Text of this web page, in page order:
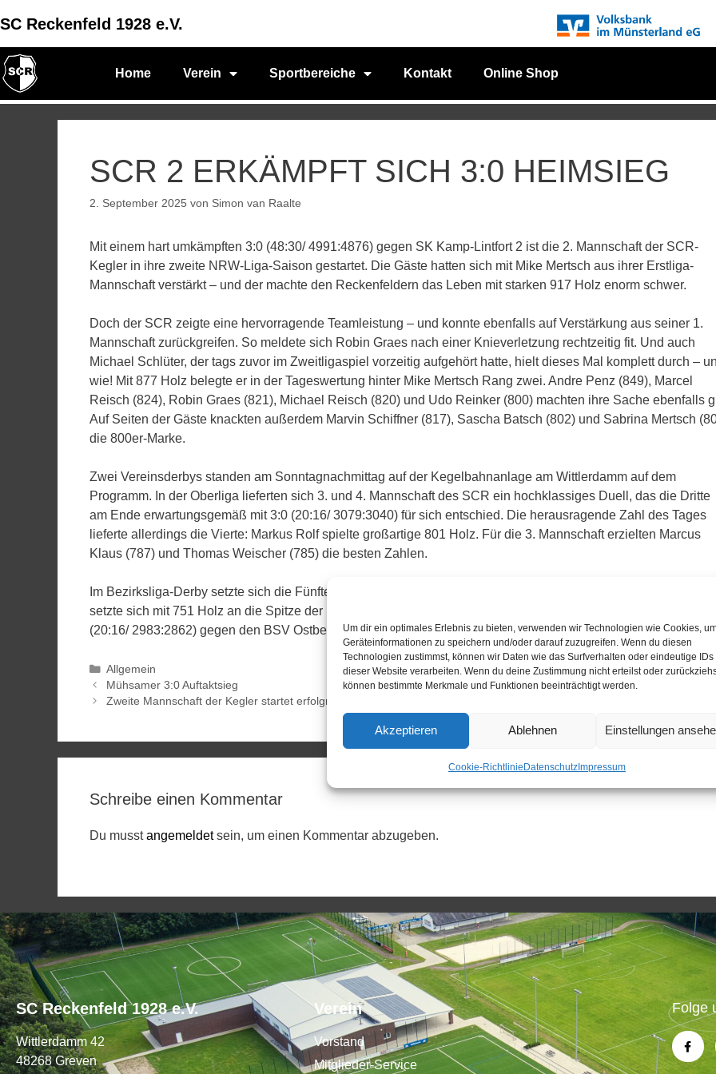
Um dir ein optimales Erlebnis zu bieten, verwenden wir Technologien wie Cookies,
Geräteinformationen zu speichern und/oder darauf zuzugreifen. Wenn du diesen
Technologien zustimmst, können wir Daten wie das Surfverhalten oder eindeutige IDs
dieser Website verarbeiten. Wenn du deine Zustimmung nicht erteilst oder
können bestimmte Merkmale und Funktionen beeinträchtigt werden.
Akzeptieren Ablehnen Einstellungen
Cookie-RichtlinieDatenschutzImpressum
SC Reckenfeld 1928 e.V.
Home Verein Sportbereiche Kontakt Online Shop
SCR 2 ERKÄMPFT SICH 3:0 HEIMSIEG
2. September 2025 von Simon van Raalte
Mit einem hart umkämpften 3:0 (48:30/ 4991:4876) gegen SK Kamp-Lintfort 2 ist die 2. Mannschaft der SCR-
Kegler in ihre zweite NRW-Liga-Saison gestartet. Die Gäste hatten sich mit Mike Mertsch aus ihrer Erstliga-
Mannschaft verstärkt – und der machte den Reckenfeldern das Leben mit starken 917 Holz enorm schwer.
Doch der SCR zeigte eine hervorragende Teamleistung – und konnte ebenfalls auf Verstärkung aus seiner 1.
Mannschaft zurückgreifen. So meldete sich Robin Graes nach einer Knieverletzung rechtzeitig fit. Und auch
Michael Schlüter, der tags zuvor im Zweitligaspiel vorzeitig aufgehört hatte, hielt dieses Mal komplett durch –
wie! Mit 877 Holz belegte er in der Tageswertung hinter Mike Mertsch Rang zwei. Andre Penz (849), Marcel
Reisch (824), Robin Graes (821), Michael Reisch (820) und Udo Reinker (800) machten ihre Sache ebenfalls
Auf Seiten der Gäste knackten außerdem Marvin Schiffner (817), Sascha Batsch (802) und Sabrina Mertsch
die 800er-Marke.
Zwei Vereinsderbys standen am Sonntagnachmittag auf der Kegelbahnanlage am Wittlerdamm auf dem
Programm. In der Oberliga lieferten sich 3. und 4. Mannschaft des SCR ein hochklassiges Duell, das die Dritte
am Ende erwartungsgemäß mit 3:0 (20:16/ 3079:3040) für sich entschied. Die herausragende Zahl des Tages
lieferte allerdings die Vierte: Markus Rolf spielte großartige 801 Holz. Für die 3. Mannschaft erzielten Marcus
Klaus (787) und Thomas Weischer (785) die besten Zahlen.
Im Bezirksliga-Derby setzte sich die Fünfte mit 3:0 (24:12/ 2920:2633) gegen die Siebte durch. Fabian Howe
setzte sich mit 751 Holz an die Spitze der Einzelwertung. Die 6. Mannschaft des SCR behauptete sich mit 2:1
(20:16/ 2983:2862) gegen den BSV Ostbevern 2. In diesem Spiel ragte Ingo Bäumer mit 828 Holz heraus.
Allgemein
Mühsamer 3:0 Auftaktsieg
Zweite Mannschaft der Kegler startet erfolgreich in die Saison
Schreibe einen Kommentar
Du musstangemeldetsein, um einen Kommentar abzugeben.
SC Reckenfeld 1928 e.V.
Wittlerdamm 42
48268 Greven
Verein
Vorstand
Mitglieder-Service
Folge